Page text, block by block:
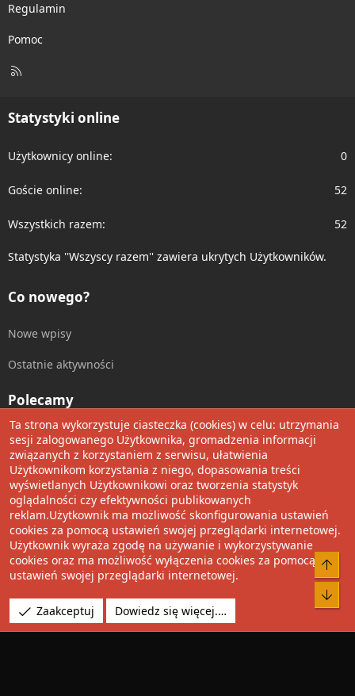
Regulamin
Pomoc
R
Statystyki online
Użytkownicy online 0
Goście online 52
Wszystkich razem 52
Statystyka ''Wszyscy razem'' zawiera ukrytych Użytkowników.
Co nowego?
Nowe wpisy
Ostatnie aktywności
Polecamy
Wolnościowe cytaty
Udostępnij
Facebook
TwitterRedditPinterest
TumblrWhatsApp
Umieść Link
Community platform by XenForo® © 2010-2022 XenForo Ltd.
Pixel Exit
Tłumaczenie wykonane przezXboxForum.pl
Media embeds
via s9e/MediaSites
Ta strona wykorzystuje ciasteczka (cookies) w celu: utrzymania
sesji zalogowanego Użytkownika, gromadzenia informacji
związanych z korzystaniem z serwisu, ułatwienia
Użytkownikom korzystania z niego, dopasowania treści
wyświetlanych Użytkownikowi oraz tworzenia statystyk
oglądalności czy efektywności publikowanych
reklam.Użytkownik ma możliwość skonfigurowania ustawień
cookies za pomocą ustawień swojej przeglądarki internetowej.
Użytkownik wyraża zgodę na używanie i wykorzystywanie
cookies oraz ma możliwość wyłączenia cookies za pomocą
ustawień swojej przeglądarki internetowej.
Zaakceptuj Dowiedz się więcej.…
Do